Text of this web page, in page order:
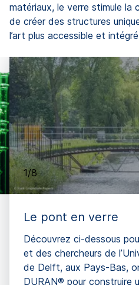
matériaux, le verre stimule
de créer des structures
l’art plus accessible et
1/8
Le pont en verre
Découvrez ci-dessous
et des chercheurs de
de Delft, aux Pays-Bas,
DURAN® pour construire